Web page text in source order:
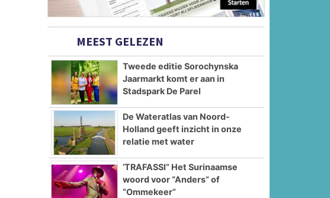
MEEST GELEZEN
Tweede editie Sorochynska
Jaarmarkt komt er aan in
Stadspark De Parel
De Wateratlas van Noord-
Holland geeft inzicht in onze
relatie met water
‘TRAFASSI” Het Surinaamse
woord voor “Anders” of
“Ommekeer”